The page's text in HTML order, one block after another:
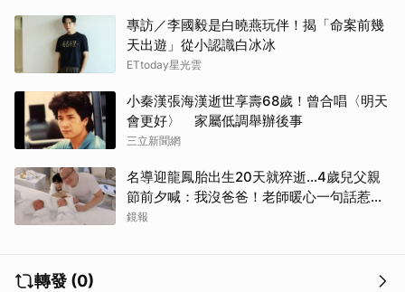
專訪／李國毅是白曉燕玩伴！揭「命案前幾
天出遊」從小認識白冰冰
ETtoday星光雲
小秦漢張海漢逝世享壽68歲！曾合唱〈明天
會更好〉 家屬低調舉辦後事
三立新聞網
名導迎龍鳳胎出生20天就猝逝...4歲兒父親
節前夕喊：我沒爸爸！老師暖心一句話惹哭
遺孀
鏡報
轉發 (0)